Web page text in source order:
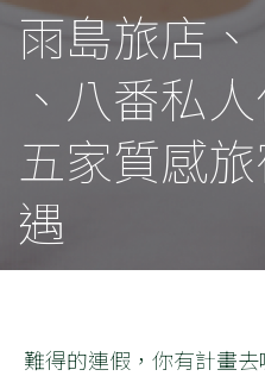
雨島旅店
、八番私
五家質感
遇
難得的連假，你有計畫